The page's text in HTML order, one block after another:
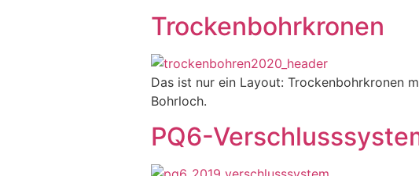
Trockenbohrkronen
Das ist nur ein Layout: Trocken­bohr­kronen
Bohr­loch.
PQ6-